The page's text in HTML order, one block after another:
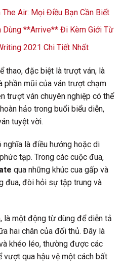
Air: Mọi Điều Bạn Cần Biết
Dùng **Arrive** Đi Kèm Giới Từ
2021 Chi Tiết Nhất
thao, đặc biệt là trượt ván, là
phần mũi của ván trượt chạm
trượt ván chuyên nghiệp có thể
hoàn hảo trong buổi biểu diễn,
tuyệt vời.
nghĩa là điều hướng hoặc di
tạp. Trong các cuộc đua,
qua những khúc cua gấp và
đua, đòi hỏi sự tập trung và
là một động từ dùng để diễn tả
hai chân của đối thủ. Đây là
khéo léo, thường được các
qua hậu vệ một cách bất